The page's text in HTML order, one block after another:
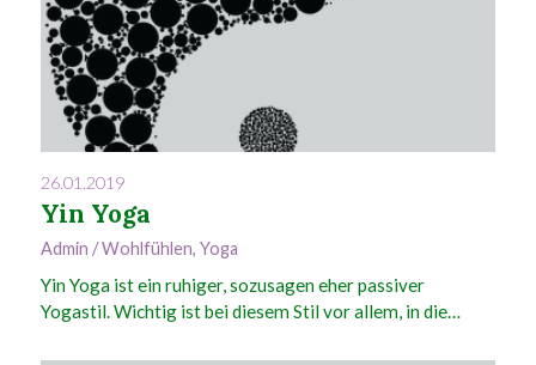
26.01.2019
Yin Yoga
Admin /Wohlfühlen, Yoga
Yin Yoga ist ein ruhiger, sozusagen eher passiver
Yogastil. Wichtig ist bei diesem Stil vor allem, in die…